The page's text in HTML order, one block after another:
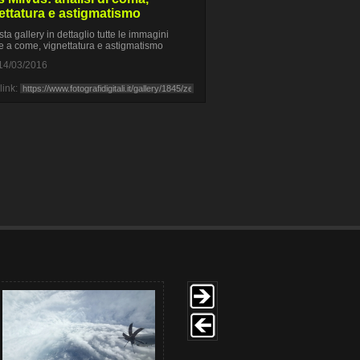
e astigmatismo
gallery in dettaglio tutte le immagini
a come, vignettatura e astigmatismo
03/2016